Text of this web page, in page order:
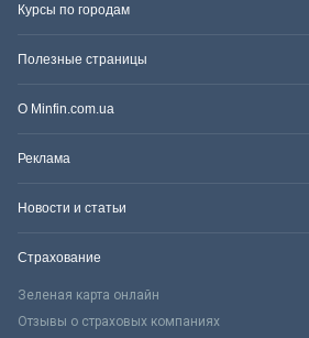
Курсы по городам
Полезные страницы
О Minfin.com.ua
Реклама
Новости и статьи
Страхование
Зеленая карта онлайн
Отзывы о страховых компаниях